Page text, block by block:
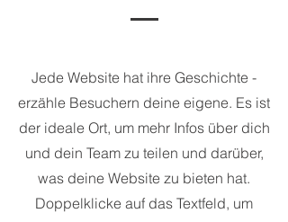
Jede Website hat ihre Geschichte -
erzähle Besuchern deine eigene. Es ist
der ideale Ort, um mehr Infos über dich
und dein Team zu teilen und darüber,
was deine Website zu bieten hat.
Doppelklicke auf das Textfeld, um